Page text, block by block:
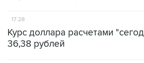
17:28
Курс доллара расчетами
36,38 рублей